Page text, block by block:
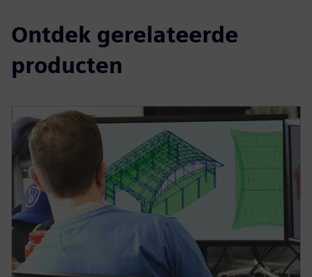
Ontdek gerelateerde
producten